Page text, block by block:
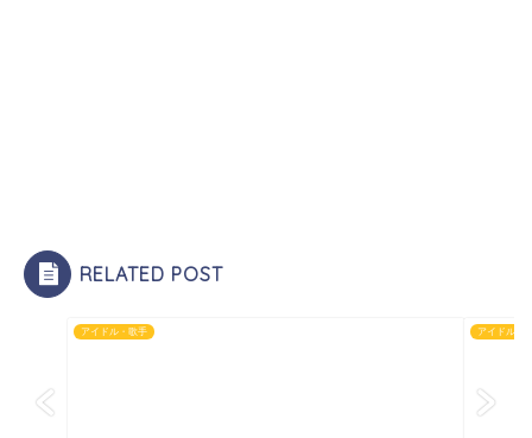
RELATED POST
アイドル・歌手 アイドル・